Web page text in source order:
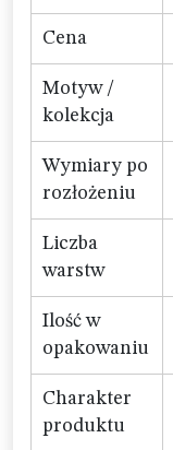
Cena
Motyw /
kolekcja
Wymiary po
rozłożeniu
Liczba
warstw
Ilość w
opakowaniu
Charakter
produktu